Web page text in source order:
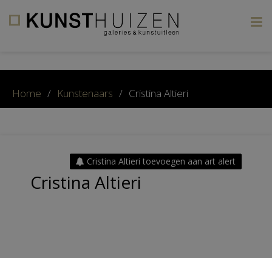
Home / Kunstenaars / Cristina Altieri
Cristina Altieri toevoegen aan art alert
Cristina Altieri